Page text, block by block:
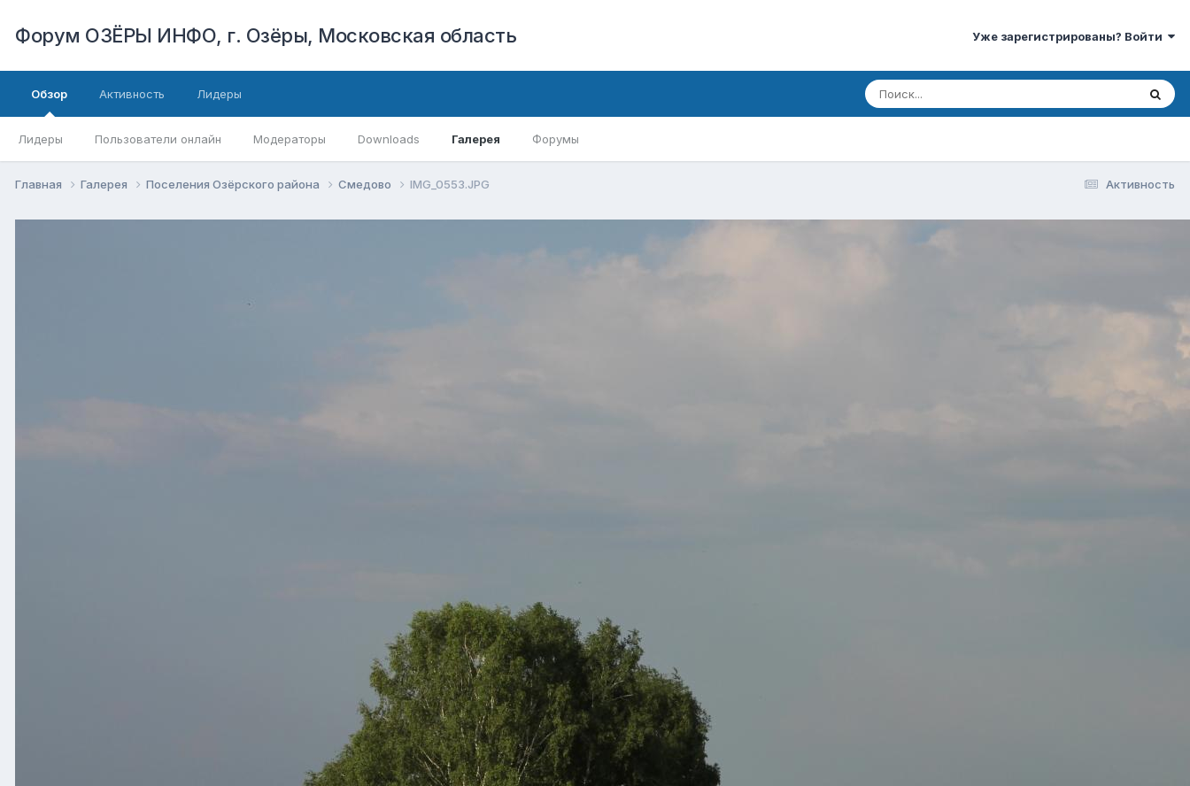
Форум ОЗЁРЫ ИНФО, г. Озёры, Московская область Уже зарегистрированы? Войти
Обзор
Лидеры Пользователи онлайн Модераторы Downloads Галерея Форумы
Активность Лидеры
Активность
Главная Галерея Поселения Озёрского района Смедово IMG_0553.JPG